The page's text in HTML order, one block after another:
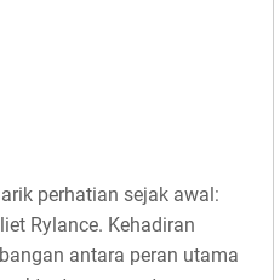
perhatian sejak awal:
Rylance. Kehadiran
antara peran utama